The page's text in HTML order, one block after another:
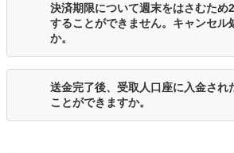
決済期限について週末をはさむため
することができません。キャンセル
か。
送金完了後、受取人口座に入金され
ことができますか。